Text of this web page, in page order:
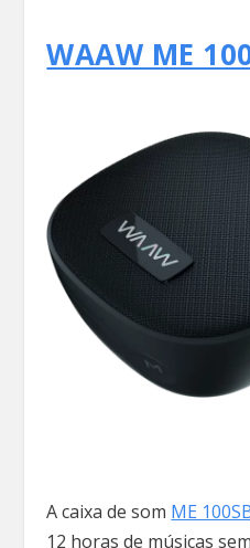
WAAW ME
A caixa de som ME
12 horas de músicas